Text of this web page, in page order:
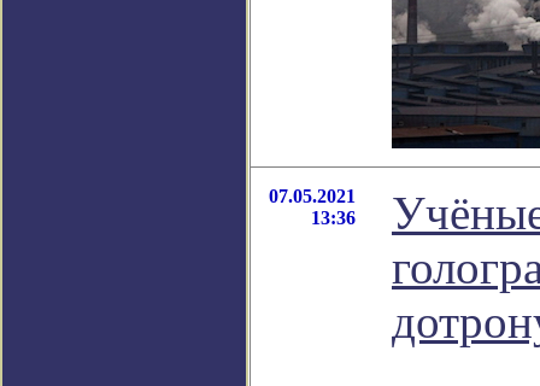
07.05.2021
13:36